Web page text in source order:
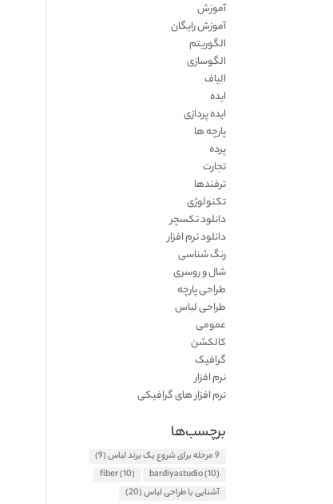
آموزش
آموزش رایگان
الگوریتم
الگوسازی
الیاف
ایده
ایده پردازی
پارچه ها
پرده
تجارت
ترفندها
تکنولوژی
دانلود تکسچر
دانلود نرم افزار
رنگ شناسی
شال و روسری
طراحی پارچه
طراحی لباس
عمومی
کالکشن
گرافیک
نرم افزار
نرم افزار های گرافیکی
برچسب‌ها
9 مرحله برای شروع یک برند لباس
(9)
bardiyastudio(10)
fiber(10)
آشنایی با طراحی لباس(20)